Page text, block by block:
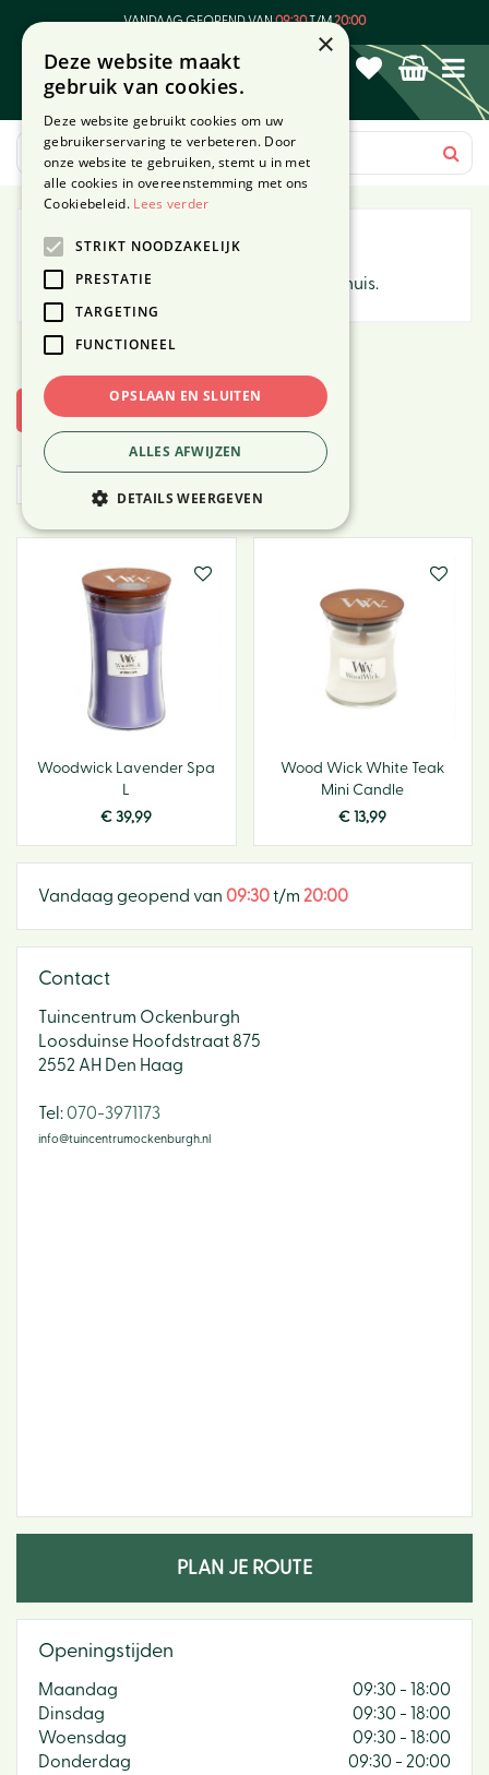
VANDAAG GEOPEND VAN09:30T/M20:00
Huisparfums
Verspreidt een heerlijke geur door het huis.
Toon filters
Woodwick Lavender Spa
€ 39,99
Wood Wick White Teak
Mini Candle
€ 13,99
Vandaag geopend van 09:30t/m 20:00
Contact
Tuincentrum Ockenburgh
Loosduinse Hoofdstraat 875
2552 AH Den Haag
​Tel:070-3971173
info@tuincentrumockenburgh.nl
PLAN JE ROUTE
Openingstijden
Maandag
09:30 - 18:00
Dinsdag
09:30 - 18:00
Woensdag
09:30 - 18:00
Donderdag
09:30 - 20:00
×
Deze website maakt
gebruik van cookies.
Deze website gebruikt cookies om uw
gebruikerservaring te verbeteren. Door
onze website te gebruiken, stemt u in met
alle cookies in overeenstemming met ons
Cookiebeleid. Lees verder
STRIKT NOODZAKELIJK
PRESTATIE
TARGETING
FUNCTIONEEL
OPSLAAN EN SLUITEN
ALLES AFWIJZEN
DETAILS WEERGEVEN